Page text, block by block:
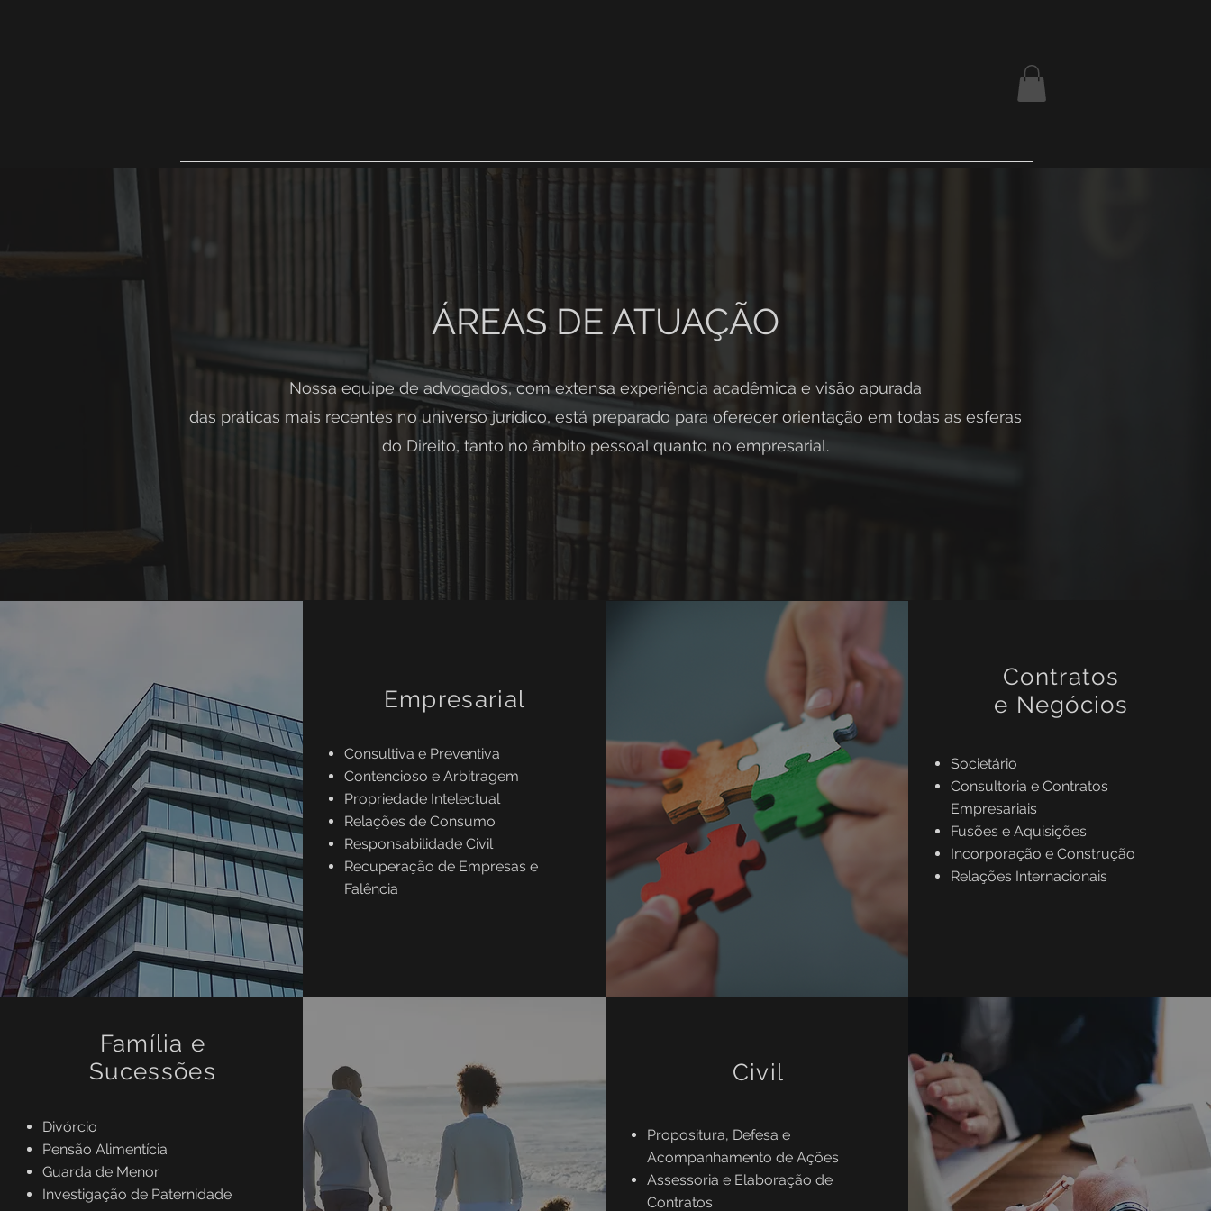
ÁREAS DE ATUAÇÃO
Nossa equipe de advogados, com extensa experiência acadêmica e visão apurada
das práticas mais recentes no universo jurídico, está preparado para oferecer orientação em todas as esferas
do Direito, tanto no âmbito pessoal quanto no empresarial.
Empresarial
Consultiva e Preventiva
Contencioso e Arbitragem
Propriedade Intelectual
Relações de Consumo
Responsabilidade Civil
Recuperação de Empresas e
Falência
Contratos
e Negócios
Societário
Consultoria e Contratos
Empresariais
Fusões e Aquisições
Incorporação e Construção
Relações Internacionais
Família e
Sucessões
Divórcio
Pensão Alimentícia
Guarda de Menor
Investigação de Paternidade
Civil
Propositura, Defesa e
Acompanhamento de Ações
Assessoria e Elaboração de
Contratos